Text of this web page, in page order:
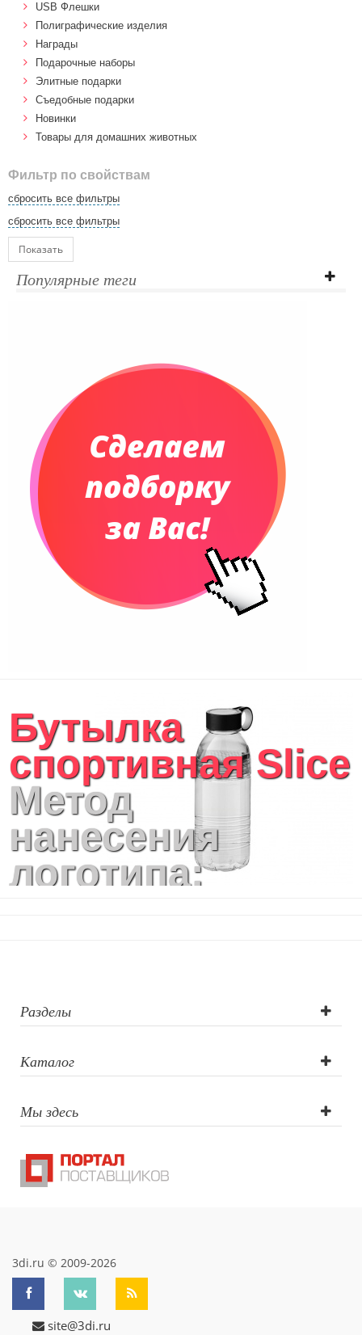
USB Флешки
Полиграфические изделия
Награды
Подарочные наборы
Элитные подарки
Cъедобные подарки
Новинки
Товары для домашних животных
Фильтр по свойствам
сбросить все фильтры
сбросить все фильтры
Показать
Популярные теги
Бутылка
спортивная Slice
Метод
нанесения
логотипа:
Разделы
Каталог
Мы здесь
3di.ru © 2009-2026
site@3di.ru